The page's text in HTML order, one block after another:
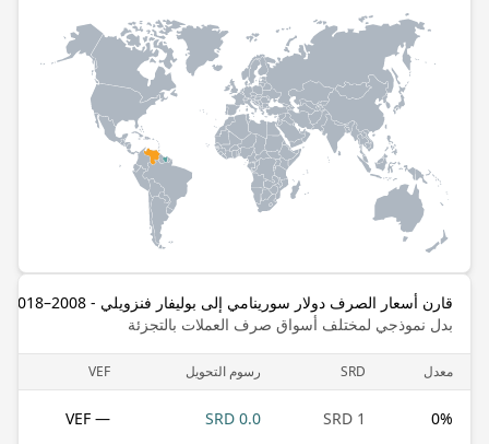
قارن أسعار الصرف دولار سورينامي إلى بوليفار فنزويلي - 2008–2018
بدل نموذجي لمختلف أسواق صرف العملات بالتجزئة
معدل SRD رسوم التحويل VEF
0%
1 SRD
0.0 SRD
— VEF